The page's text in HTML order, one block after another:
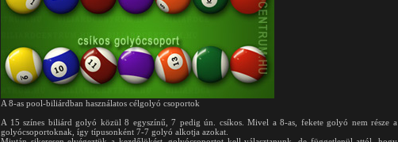
A 8-as pool-biliárdban használatos célgolyó csoportok
A 15 színes biliárd golyó közül 8 egyszínű, 7 pedig ún. csíkos. Mivel a 8-as, fekete golyó nem része a
golyócsoportoknak, így típusonként 7-7 golyó alkotja azokat.